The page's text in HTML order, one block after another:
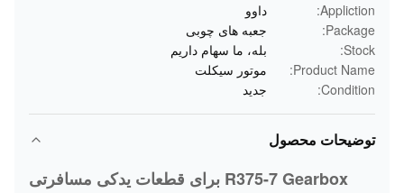
Appliction:
داوو
Package:
جعبه های چوبی
Stock:
بله، ما سهام داریم
Product Name:
موتور سیکلت
Condition:
جدید
توضیحات محصول
R375-7 Gearbox برای قطعات یدکی مسافرتی